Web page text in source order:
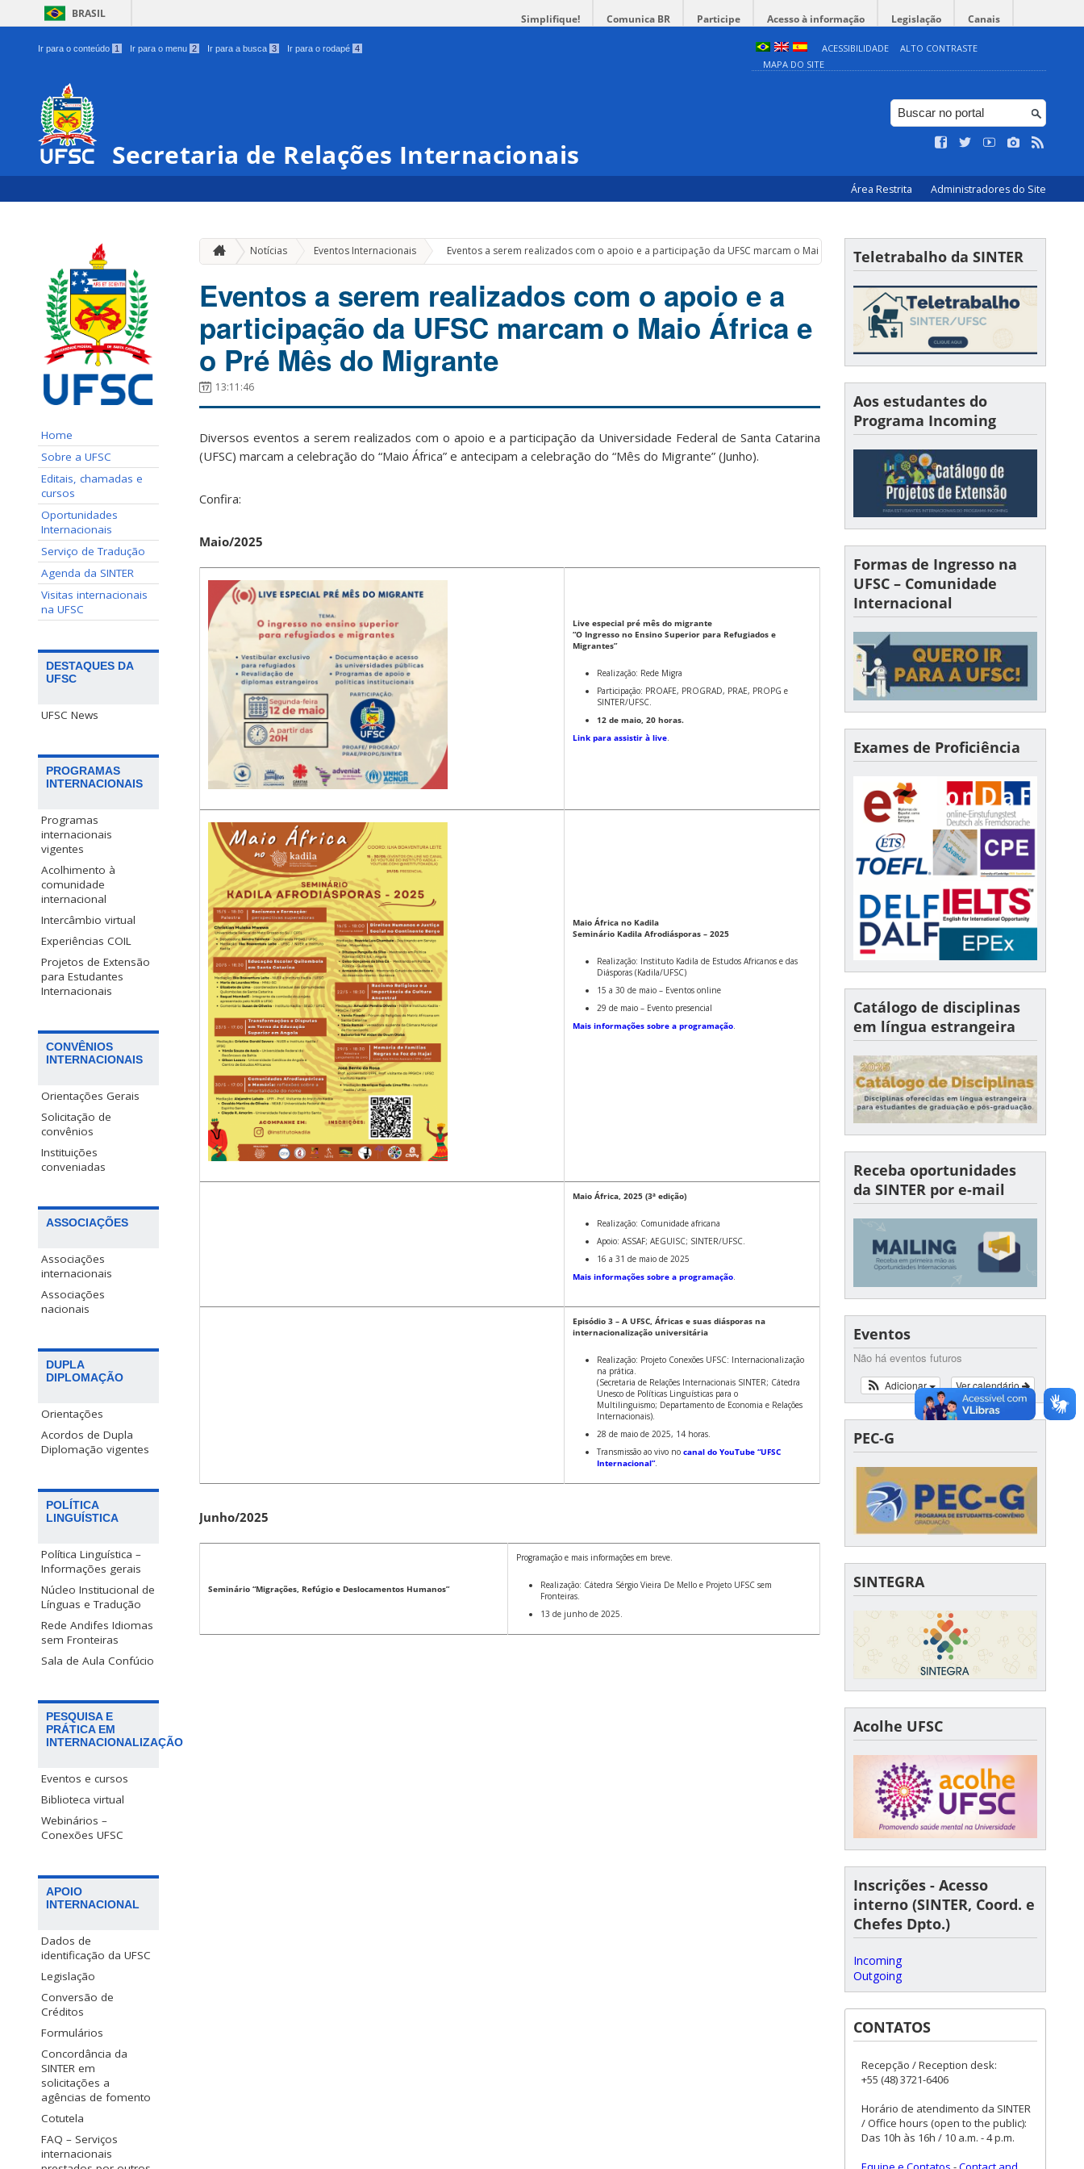
BRASIL Simplifique! Comunica BR Participe Acesso à informação Legislação Canais
Ir para o conteúdo 1 Ir para o menu 2 Ir para a busca 3 Ir para o rodapé 4 ACESSIBILIDADE
ALTO CONTRASTE
MAPA DO SITE
Secretaria de Relações Internacionais
Área Restrita Administradores do Site
Home
Sobre a UFSC
Editais, chamadas e
cursos
Oportunidades
Internacionais
Serviço de Tradução
Agenda da SINTER
Visitas internacionais
na UFSC
DESTAQUES DA
UFSC
UFSC News
PROGRAMAS
INTERNACIONAIS
Programas
internacionais
vigentes
Acolhimento à
comunidade
internacional
Intercâmbio virtual
Experiências COIL
Projetos de Extensão
para Estudantes
Internacionais
CONVÊNIOS
INTERNACIONAIS
Orientações Gerais
Solicitação de
convênios
Instituições
conveniadas
ASSOCIAÇÕES
Associações
internacionais
Associações
nacionais
DUPLA
DIPLOMAÇÃO
Orientações
Acordos de Dupla
Diplomação vigentes
POLÍTICA
LINGUÍSTICA
Política Linguística –
Informações gerais
Núcleo Institucional de
Línguas e Tradução
Rede Andifes Idiomas
sem Fronteiras
Sala de Aula Confúcio
PESQUISA E
PRÁTICA EM
INTERNACIONALIZAÇÃO
Eventos e cursos
Biblioteca virtual
Webinários –
Conexões UFSC
APOIO
INTERNACIONAL
Dados de
identificação da UFSC
Legislação
Conversão de
Créditos
Formulários
Concordância da
SINTER em
solicitações a
agências de fomento
Cotutela
FAQ – Serviços
internacionais
Notícias Eventos Internacionais » Eventos a serem realizados com o apoio e a participação da UFSC marcam o Maio África e o Pré Mês do Migrante
Eventos a serem realizados com o apoio e a
participação da UFSC marcam o Maio África e
o Pré Mês do Migrante
13:11:46
Diversos eventos a serem realizados com o apoio e a participação da Universidade Federal de Santa Catarina
(UFSC) marcam a celebração do “Maio África” e antecipam a celebração do “Mês do Migrante” (Junho).
Confira:
Maio/2025
Live especial pré mês do migrante
“O Ingresso no Ensino Superior para Refugiados e
Migrantes”
Realização: Rede Migra
Participação: PROAFE, PROGRAD, PRAE, PROPG e
SINTER/UFSC.
12 de maio, 20 horas.
Link para assistir à live.
Maio África no Kadila
Seminário Kadila Afrodiásporas – 2025
Realização: Instituto Kadila de Estudos Africanos e das
Diásporas (Kadila/UFSC)
15 a 30 de maio – Eventos online
29 de maio – Evento presencial
Mais informações sobre a programação.
Maio África, 2025 (3ª edição)
Realização: Comunidade africana
Apoio: ASSAF; AEGUISC; SINTER/UFSC.
16 a 31 de maio de 2025
Mais informações sobre a programação.
Episódio 3 – A UFSC, Áfricas e suas diásporas na
internacionalização universitária
Realização: Projeto Conexões UFSC: Internacionalização
na prática.
(Secretaria de Relações Internacionais SINTER; Cátedra
Unesco de Políticas Linguísticas para o
Multilinguismo; Departamento de Economia e Relações
Internacionais).
28 de maio de 2025, 14 horas.
Transmissão ao vivo no canal do YouTube “UFSC
Internacional”.
Junho/2025
Seminário “Migrações, Refúgio e Deslocamentos Humanos”
Programação e mais informações em breve.
Realização: Cátedra Sérgio Vieira De Mello e Projeto UFSC sem
Fronteiras.
13 de junho de 2025.
Teletrabalho da SINTER
Aos estudantes do
Programa Incoming
Formas de Ingresso na
UFSC – Comunidade
Internacional
Exames de Proficiência
Catálogo de disciplinas
em língua estrangeira
Receba oportunidades
da SINTER por e-mail
Eventos
Não há eventos futuros
Ver calendário
Adicionar
PEC-G
SINTEGRA
Acolhe UFSC
Inscrições - Acesso
interno (SINTER, Coord. e
Chefes Dpto.)
Incoming
Outgoing
CONTATOS
Recepção / Reception desk:
+55 (48) 3721-6406
Horário de atendimento da SINTER
/ Office hours (open to the public):
Das 10h às 16h / 10 a.m. - 4 p.m.